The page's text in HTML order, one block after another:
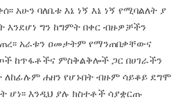
አሁን ባለቤቱ እኔ ነኝ እኔ ነኝ የሚባልለት ያ
እንደሆነ ግን ከግምት በቀር ብዙዎቻችን
አራቱን ዐመታትም የማንጠበቃቸውና
ከጥፋቶችና ምስቅልቅሎች ጋር በሀገራችን
ለከፊሉም ሐዘን የሆኑበት ብዙም ሳይቆይ ደግሞ
ሆነ፡፡ እንዲህ ያሉ ክስተቶች ሳያቋርጡ